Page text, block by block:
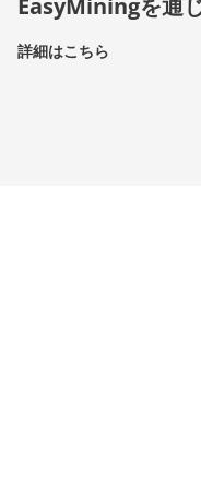
EasyMiningを通
詳細はこちら